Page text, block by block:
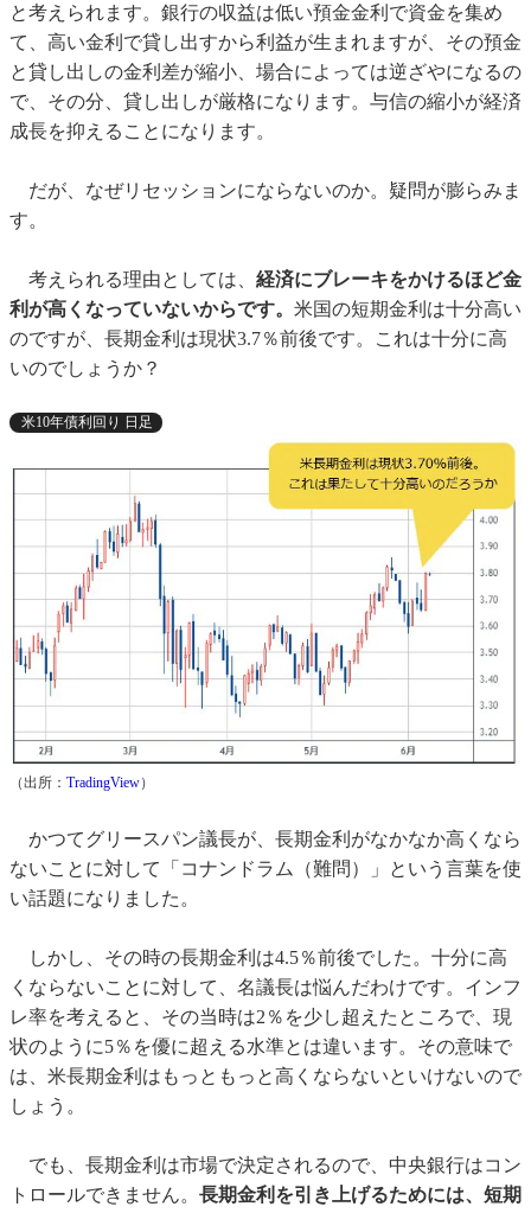
と考えられます。銀行の収益は低い預金金利で資金を集め
て、高い金利で貸し出すから利益が生まれますが、その預金
と貸し出しの金利差が縮小、場合によっては逆ざやになるの
で、その分、貸し出しが厳格になります。与信の縮小が経済
成長を抑えることになります。
だが、なぜリセッションにならないのか。疑問が膨らみま
す。
考えられる理由としては、 経済にブレーキをかけるほど金
利が高くなっていないからです。 米国の短期金利は十分高い
のですが、長期金利は現状3.7％前後です。これは十分に高
いのでしょうか？
米10年債利回り 日足
（出所： TradingView）
かつてグリースパン議長が、長期金利がなかなか高くなら
ないことに対して「コナンドラム（難問）」という言葉を使
い話題になりました。
しかし、その時の長期金利は4.5％前後でした。十分に高
くならないことに対して、名議長は悩んだわけです。インフ
レ率を考えると、その当時は2％を少し超えたところで、現
状のように5％を優に超える水準とは違います。その意味で
は、米長期金利はもっともっと高くならないといけないので
しょう。
でも、長期金利は市場で決定されるので、中央銀行はコン
トロールできません。 長期金利を引き上げるためには、短期